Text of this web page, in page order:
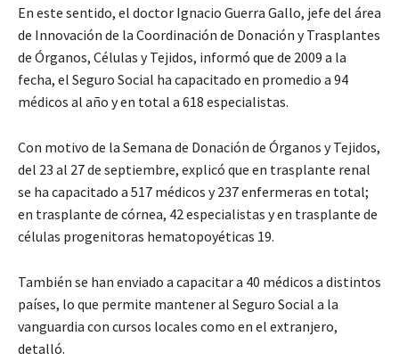
En este sentido, el doctor Ignacio Guerra Gallo, jefe del área
de Innovación de la Coordinación de Donación y Trasplantes
de Órganos, Células y Tejidos, informó que de 2009 a la
fecha, el Seguro Social ha capacitado en promedio a 94
médicos al año y en total a 618 especialistas.
Con motivo de la Semana de Donación de Órganos y Tejidos,
del 23 al 27 de septiembre, explicó que en trasplante renal
se ha capacitado a 517 médicos y 237 enfermeras en total;
en trasplante de córnea, 42 especialistas y en trasplante de
células progenitoras hematopoyéticas 19.
También se han enviado a capacitar a 40 médicos a distintos
países, lo que permite mantener al Seguro Social a la
vanguardia con cursos locales como en el extranjero,
detalló.